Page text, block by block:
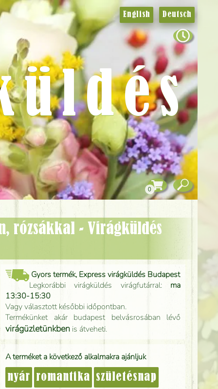
Gyors termék, Express virágküldés Budapest
Legkorábbi virágküldés virágfutárral: ma
13:30-15:30
Vagy választott későbbi időpontban.
Termékünket akár budapest belvásrosában lévő
virágüzletünkben is átveheti.
A terméket a következő alkalmakra ajánljuk
nyár romantika születésnap
English Deutsch
0